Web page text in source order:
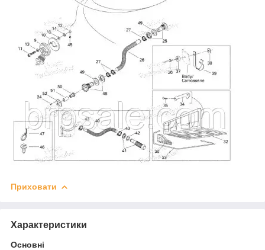
Приховати
Характеристики
Основні